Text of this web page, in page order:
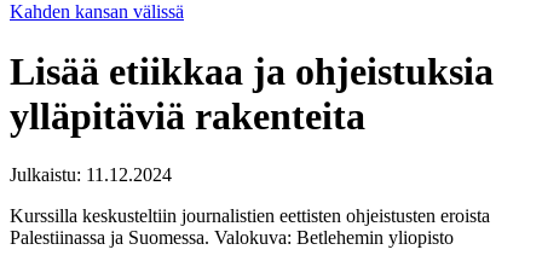
Kahden kansan välissä
Lisää etiikkaa ja ohjeistuksia
ylläpitäviä rakenteita
Julkaistu: 11.12.2024
Kurssilla keskusteltiin journalistien eettisten ohjeistusten eroista
Palestiinassa ja Suomessa. Valokuva: Betlehemin yliopisto